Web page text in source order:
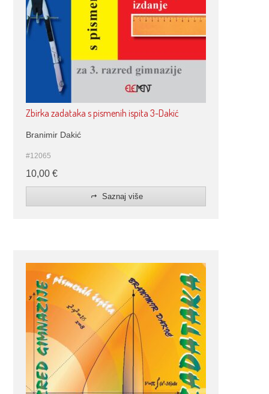
Zbirka zadataka s pismenih ispita 3-Dakić
Branimir Dakić
#12065
10,00 €
Saznaj više